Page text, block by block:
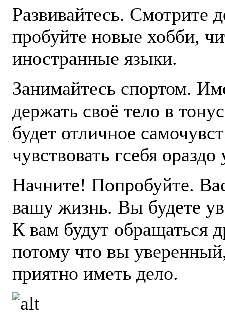
Развивайтесь. Смотрите
пробуйте новые хобби,
иностранные языки.
Занимайтесь спортом.
держать своё тело в
будет отличное
чувствовать гсебя ораздо
Начните! Попробуйте.
вашу жизнь. Вы будете
К вам будут обращаться
потому что вы
приятно иметь дело.